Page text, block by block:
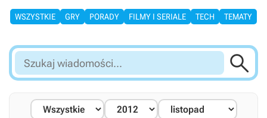
WSZYSTKIE GRY PORADY FILMY I SERIALE TECH TEMATY
Szukaj
wiadomości...
